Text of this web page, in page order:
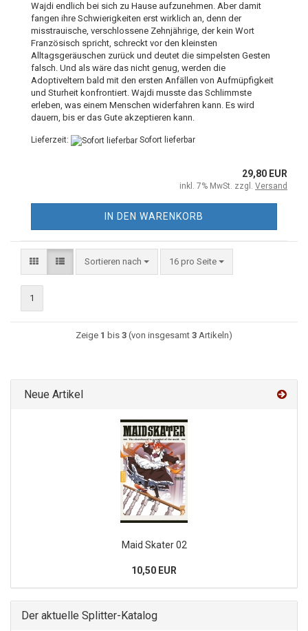
Wajdi endlich bei sich zu Hause aufzunehmen. Aber damit
fangen ihre Schwierigkeiten erst wirklich an, denn der
misstrauische, verschlossene Zehnjährige, der kein Wort
Französisch spricht, schreckt vor den kleinsten
Alltagsgeräuschen zurück und deutet die simpelsten Gesten
falsch. Und als wäre das nicht genug, werden die
Adoptiveltern bald mit den ersten Anfällen von Aufmüpfigkeit
und Sturheit konfrontiert. Wajdi musste das Schlimmste
erleben, was einem Menschen widerfahren kann. Es wird
dauern, bis er das Gute akzeptieren kann.
Lieferzeit: Sofort lieferbar
29,80 EUR
inkl. 7% MwSt. zzgl. Versand
IN DEN WARENKORB
Sortieren nach 16 pro Seite
1
Zeige 1 bis 3 (von insgesamt 3 Artikeln)
Neue Artikel
Maid Skater 02
10,50 EUR
Der aktuelle Splitter-Katalog